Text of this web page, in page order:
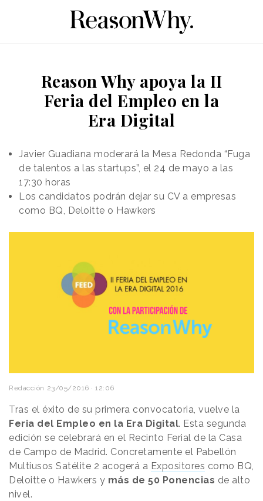
Reason Why apoya la II
Feria del Empleo en la
Era Digital
Javier Guadiana moderará la Mesa Redonda “Fuga
de talentos a las startups”, el 24 de mayo a las
17:30 horas
Los candidatos podrán dejar su CV a empresas
como BQ, Deloitte o Hawkers
Redacción 23/05/2016 · 12:06
Tras el éxito de su primera convocatoria, vuelve la
Feria del Empleo en la Era Digital. Esta segunda
edición se celebrará en el Recinto Ferial de la Casa
de Campo de Madrid. Concretamente el Pabellón
Multiusos Satélite 2 acogerá a Expositores como BQ,
Deloitte o Hawkers y más de 50 Ponencias de alto
nivel.